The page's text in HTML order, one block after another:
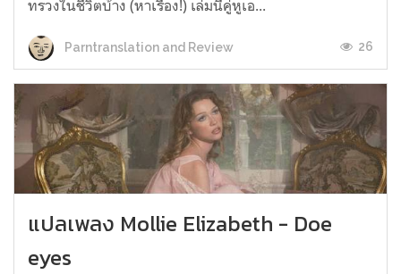
ทรวงในชีวิตบ้าง (หาเรื่อง!) เล่มนี้คู่หูเอ...
Parntranslation and Review 26
แปลเพลง Mollie Elizabeth - Doe
eyes